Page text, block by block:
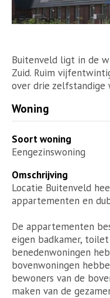
Buitenveld ligt in de
Zuid. Ruim
over drie
Woning
Soort woning
Eengezinswoning
Omschrijving
Locatie Buitenveld
appartementen en
De appartementen
eigen badkamer,
benedenwoningen
bovenwoningen
bewoners van de
maken van de